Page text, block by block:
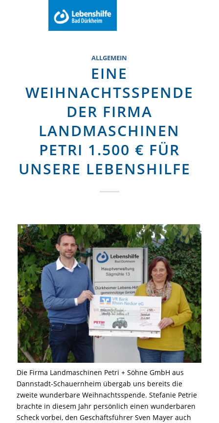
Startseite
ALLGEMEIN
EINE
WEIHNACHTSSPENDE
DER FIRMA
LANDMASCHINEN
PETRI 1.500 € FÜR
UNSERE LEBENSHILFE
Die Firma Landmaschinen Petri + Söhne GmbH aus
Dannstadt-Schauernheim übergab uns bereits die
zweite wunderbare Weihnachtsspende. Stefanie Petrie
brachte in diesem Jahr persönlich einen wunderbaren
Scheck vorbei, den Geschäftsführer Sven Mayer auch